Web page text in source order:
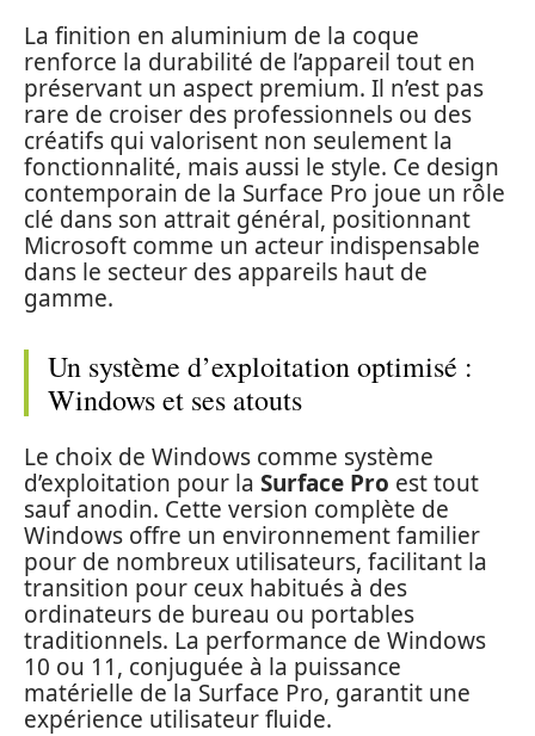
La finition en aluminium de la coque
renforce la durabilité de l’appareil tout en
préservant un aspect premium. Il n’est pas
rare de croiser des professionnels ou des
créatifs qui valorisent non seulement la
fonctionnalité, mais aussi le style. Ce design
contemporain de la Surface Pro joue un rôle
clé dans son attrait général, positionnant
Microsoft comme un acteur indispensable
dans le secteur des appareils haut de
gamme.
Un système d’exploitation optimisé :
Windows et ses atouts
Le choix de Windows comme système
d’exploitation pour la Surface Pro est tout
sauf anodin. Cette version complète de
Windows offre un environnement familier
pour de nombreux utilisateurs, facilitant la
transition pour ceux habitués à des
ordinateurs de bureau ou portables
traditionnels. La performance de Windows
10 ou 11, conjuguée à la puissance
matérielle de la Surface Pro, garantit une
expérience utilisateur fluide.